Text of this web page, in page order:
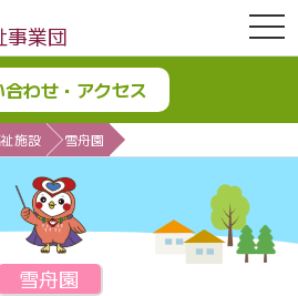
事業団
合わせ・アクセス
施設 雪舟園
雪舟園